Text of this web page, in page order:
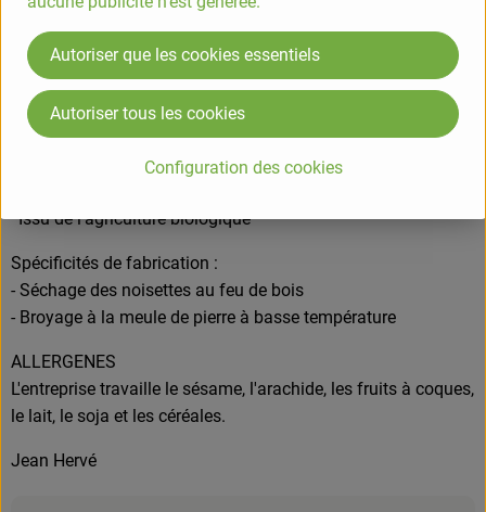
pâtisserie, elle est particulièrement délicieuse sur les crêpes
ou gaufres chaudes.
COMPOSITION
Noisettes* 31 % Sucre de canne roux* Lait entier en poudre*
Poudre de cacao non dégraissé* 10 % Noix de cajou* Huile
de colza* Sirop d'agave* Huile de noix* Extrait naturel de
*Issu de l'agriculture biologique
Spécificités de fabrication :
- Séchage des noisettes au feu de bois
- Broyage à la meule de pierre à basse température
ALLERGENES
L'entreprise travaille le sésame, l'arachide, les fruits à coques,
le lait, le soja et les céréales.
Jean Hervé
Configuration des cookies
Autoriser que les cookies essentiels
Autoriser tous les cookies